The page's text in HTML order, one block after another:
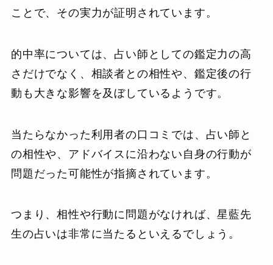
ことで、その実力が証明されています。
的中率については、占い師としての鑑定力の高
さだけでなく、相談者との相性や、鑑定後の行
動も大きな影響を及ぼしているようです。
当たらなかった利用者の口コミでは、占い師と
の相性や、アドバイスに沿わない自身の行動が
問題だった可能性が指摘されています。
つまり、相性や行動に問題がなければ、星藍先
生の占いは非常に当たるといえるでしょう。